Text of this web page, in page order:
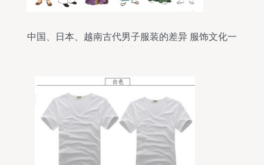
中国、日本、越南古代男子服装的差异 服饰文化一